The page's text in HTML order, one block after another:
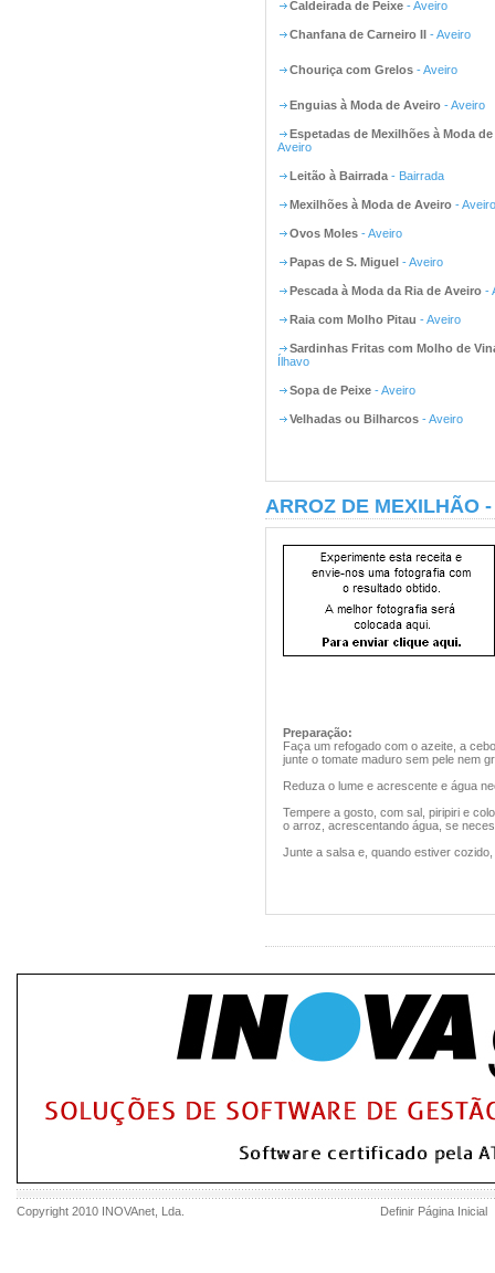
Caldeirada de Peixe - Aveiro
Chanfana de Carneiro II - Aveiro
Chouriça com Grelos - Aveiro
Enguias à Moda de Aveiro - Aveiro
Espetadas de Mexilhões à Moda
Aveiro
Leitão à Bairrada - Bairrada
Mexilhões à Moda de Aveiro - Aveiro
Ovos Moles - Aveiro
Papas de S. Miguel - Aveiro
Pescada à Moda da Ria de Aveiro -
Raia com Molho Pitau - Aveiro
Sardinhas Fritas com Molho de
Ílhavo
Sopa de Peixe - Aveiro
Velhadas ou Bilharcos - Aveiro
ARROZ DE MEXILHÃO
Preparação:
Faça um refogado com o azeite, a
junte o tomate maduro sem pele nem
Reduza o lume e acrescente e água
Tempere a gosto, com sal, piripiri e
o arroz, acrescentando água, se
Junte a salsa e, quando estiver
Copyright 2010 INOVAnet , Lda. Definir Página Inicial